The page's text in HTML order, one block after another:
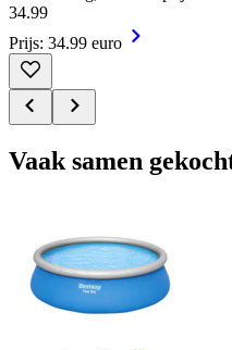
34.99
Prijs: 34.99 euro
Vaak samen